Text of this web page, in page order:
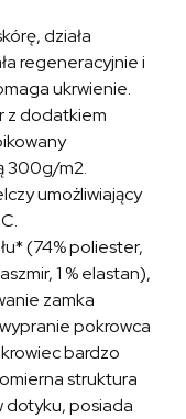
działa
regeneracyjnie i
ukrwienie.
z dodatkiem
300g/m2.
umożliwiający
(74% poliester,
1 % elastan),
zamka
pokrowca
bardzo
struktura
dotyku, posiada